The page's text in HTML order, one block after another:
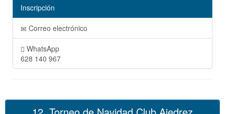
Inscripción
Correo electrónico
WhatsApp
628 140 967